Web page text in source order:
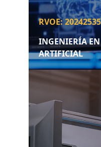
RVOE: 20242535
INGENIERÍA
ARTIFICIAL